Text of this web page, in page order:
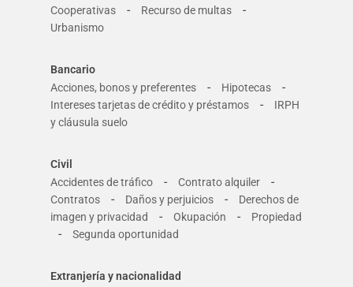
Cooperativas
- Recurso de multas -
Urbanismo
Bancario
Acciones, bonos y preferentes
- Hipotecas -
Intereses tarjetas de crédito y préstamos -
IRPH
y cláusula suelo
Civil
Accidentes de tráfico
- Contrato alquiler -
Contratos - Daños y perjuicios -
Derechos de
imagen y privacidad
- Okupación - Propiedad
- Segunda oportunidad
Extranjería y nacionalidad